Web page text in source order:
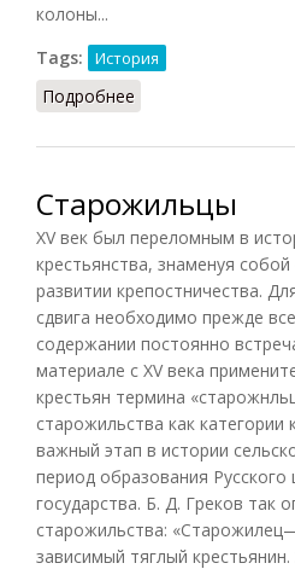
колоны...
Tags:
История
Подробнее
Старожильцы
XV век был переломным в
крестьянства, знаменуя
развитии крепостничества.
сдвига необходимо прежде
содержании постоянно
материале с XV века
крестьян термина
старожильства как категории
важный этап в истории
период образования Русского
государства. Б. Д. Греков так
старожильства:
зависимый тяглый